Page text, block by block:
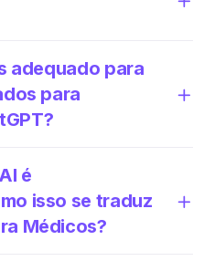
adequado para
para
é
isso se traduz
Médicos?